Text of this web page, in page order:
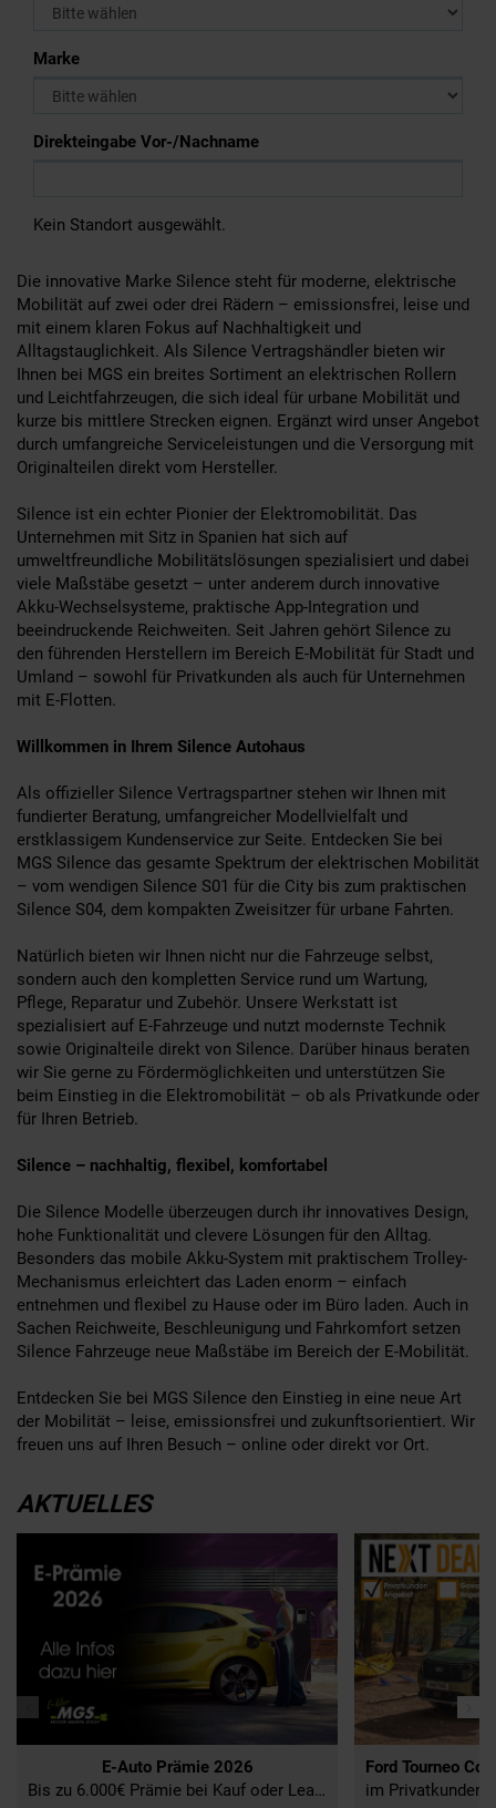
Marke
Direkteingabe Vor-/Nachname
Kein Standort ausgewählt.
Die innovative Marke Silence steht für moderne, elektrische
Mobilität auf zwei oder drei Rädern – emissionsfrei, leise und
mit einem klaren Fokus auf Nachhaltigkeit und
Alltagstauglichkeit. Als Silence Vertragshändler bieten wir
Ihnen bei MGS ein breites Sortiment an elektrischen Rollern
und Leichtfahrzeugen, die sich ideal für urbane Mobilität und
kurze bis mittlere Strecken eignen. Ergänzt wird unser Angebot
durch umfangreiche Serviceleistungen und die Versorgung mit
Originalteilen direkt vom Hersteller.
Silence ist ein echter Pionier der Elektromobilität. Das
Unternehmen mit Sitz in Spanien hat sich auf
umweltfreundliche Mobilitätslösungen spezialisiert und dabei
viele Maßstäbe gesetzt – unter anderem durch innovative
Akku-Wechselsysteme, praktische App-Integration und
beeindruckende Reichweiten. Seit Jahren gehört Silence zu
den führenden Herstellern im Bereich E-Mobilität für Stadt und
Umland – sowohl für Privatkunden als auch für Unternehmen
mit E-Flotten.
Willkommen in Ihrem Silence Autohaus
Als offizieller Silence Vertragspartner stehen wir Ihnen mit
fundierter Beratung, umfangreicher Modellvielfalt und
erstklassigem Kundenservice zur Seite. Entdecken Sie bei
MGS Silence das gesamte Spektrum der elektrischen Mobilität
– vom wendigen Silence S01 für die City bis zum praktischen
Silence S04, dem kompakten Zweisitzer für urbane Fahrten.
Natürlich bieten wir Ihnen nicht nur die Fahrzeuge selbst,
sondern auch den kompletten Service rund um Wartung,
Pflege, Reparatur und Zubehör. Unsere Werkstatt ist
spezialisiert auf E-Fahrzeuge und nutzt modernste Technik
sowie Originalteile direkt von Silence. Darüber hinaus beraten
wir Sie gerne zu Fördermöglichkeiten und unterstützen Sie
beim Einstieg in die Elektromobilität – ob als Privatkunde oder
für Ihren Betrieb.
Silence – nachhaltig, flexibel, komfortabel
Die Silence Modelle überzeugen durch ihr innovatives Design,
hohe Funktionalität und clevere Lösungen für den Alltag.
Besonders das mobile Akku-System mit praktischem Trolley-
Mechanismus erleichtert das Laden enorm – einfach
entnehmen und flexibel zu Hause oder im Büro laden. Auch in
Sachen Reichweite, Beschleunigung und Fahrkomfort setzen
Silence Fahrzeuge neue Maßstäbe im Bereich der E-Mobilität.
Entdecken Sie bei MGS Silence den Einstieg in eine neue Art
der Mobilität – leise, emissionsfrei und zukunftsorientiert. Wir
freuen uns auf Ihren Besuch – online oder direkt vor Ort.
AKTUELLES
E-Auto Prämie 2026
Bis zu 6.000€ Prämie bei Kauf oder Leasing sichern
im